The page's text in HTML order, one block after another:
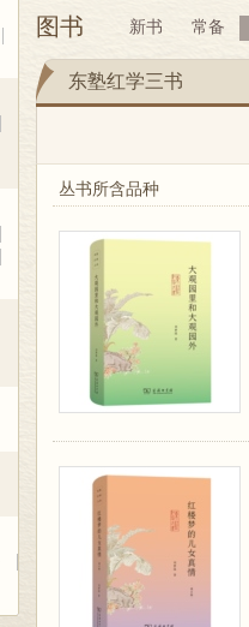
图书 新书 常备
东塾红学三书
丛书所含品种